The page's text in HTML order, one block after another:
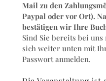
Mail zu den
Paypal oder vor Ort).
bestätigen wir Ihre
Sind Sie bereits bei
sich weiter unten mit
Passwort anmelden.